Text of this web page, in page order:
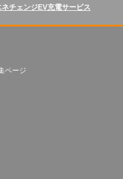
ネチェンジEV充電サービス
ページ